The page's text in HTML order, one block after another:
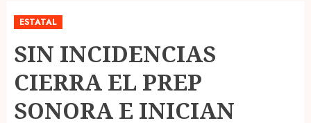
ESTATAL
SIN INCIDENCIAS
CIERRA EL PREP
SONORA E INICIAN